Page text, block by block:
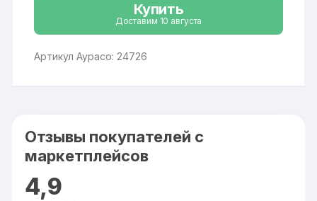
Купить
Доставим 10 августа
Артикул Аурасо: 24726
Отзывы покупателей с
маркетплейсов
4,9